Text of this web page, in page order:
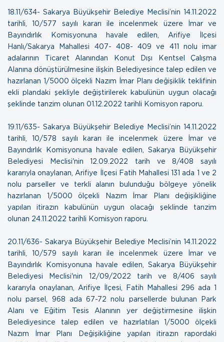
18.11/634- Sakarya Büyükşehir Belediye Meclisi’nin 14.11.2022
tarihli, 10/577 sayılı kararı ile incelenmek üzere İmar ve
Bayındırlık Komisyonuna havale edilen, Arifiye İlçesi
Hanlı/Sakarya Mahallesi 407- 408- 409 ve 411 nolu imar
adalarının Ticaret Alanından Konut Dışı Kentsel Çalışma
Alanına dönüştürülmesine ilişkin Belediyesince talep edilen ve
hazırlanan 1/5000 ölçekli Nazım İmar Planı değişiklik teklifinin
ekli plandaki şekliyle değiştirilerek kabulünün uygun olacağı
şeklinde tanzim olunan 01.12.2022 tarihli Komisyon raporu.
19.11/635- Sakarya Büyükşehir Belediye Meclisi’nin 14.11.2022
tarihli, 10/578 sayılı kararı ile incelenmek üzere İmar ve
Bayındırlık Komisyonuna havale edilen, Sakarya Büyükşehir
Belediyesi Meclisi'nin 12.09.2022 tarih ve 8/408 sayılı
kararıyla onaylanan, Arifiye İlçesi Fatih Mahallesi 131 ada 1 ve 2
nolu parseller ve terkli alanın bulunduğu bölgeye yönelik
hazırlanan 1/5000 ölçekli Nazım İmar Planı değişikliğine
yapılan itirazın kabulünün uygun olacağı şeklinde tanzim
olunan 24.11.2022 tarihli Komisyon raporu.
20.11/636- Sakarya Büyükşehir Belediye Meclisi’nin 14.11.2022
tarihli, 10/579 sayılı kararı ile incelenmek üzere İmar ve
Bayındırlık Komisyonuna havale edilen, Sakarya Büyükşehir
Belediyesi Meclisi'nin 12/09/2022 tarih ve 8/406 sayılı
kararıyla onaylanan, Arifiye İlçesi, Fatih Mahallesi 296 ada 1
nolu parsel, 968 ada 67-72 nolu parsellerde bulunan Park
Alanı ve Eğitim Tesis Alanının yer değiştirmesine ilişkin
Belediyesince talep edilen ve hazırlatılan 1/5000 ölçekli
Nazım İmar Planı Değişikliğine yapılan itirazın rapordaki